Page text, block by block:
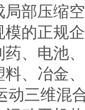
部压缩
的正规
、电池
、冶金
动三维混